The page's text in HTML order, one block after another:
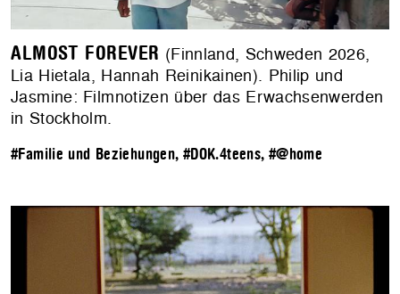
ALMOST FOREVER (Finnland, Schweden 2026,
Lia Hietala, Hannah Reinikainen). Philip und
Jasmine: Filmnotizen über das Erwachsenwerden
in Stockholm.
#Familie und Beziehungen, #DOK.4teens, #@home